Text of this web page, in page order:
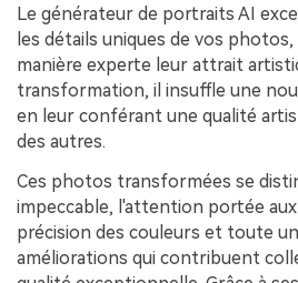
Le générateur de portraits AI
les détails uniques de vos
manière experte leur attrait
transformation, il insuffle une
en leur conférant une qualité
des autres.
Ces photos transformées se
impeccable, l'attention portée
précision des couleurs et toute
améliorations qui contribuent